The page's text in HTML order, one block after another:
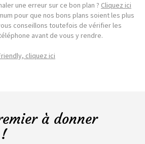
une erreur sur ce bon plan ? Cliquez ici
pour que nos bons plans soient les plus
conseillons toutefois de vérifier les
avant de vous y rendre.
cliquez ici
à donner